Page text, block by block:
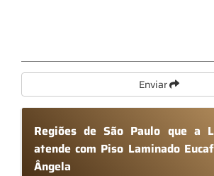
Enviar
Regiões de São Paulo que a
atende com Piso Laminado
Ângela